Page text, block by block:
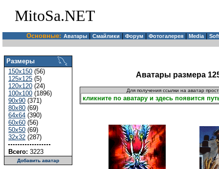
MitoSa.NET
Основные: Аватары Смайлики Форум Фотогалерея Media|
Размеры
150x150 (56)
125x125 (5)
120x120 (24)
100x100 (1896)
90x90 (371)
80x80 (69)
64x64 (390)
60x60 (56)
50x50 (69)
32x32 (287)
Всего: 3223
Добавить аватар
Аватары размера
Для получения ссылки на аватар